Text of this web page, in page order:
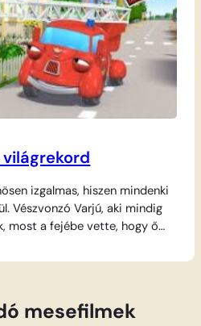
izgalmas, hiszen mindenki
Vészvonzó Varjú, aki mindig
most a fejébe vette, hogy ő
a rekordok könyvébe. Nagy
a kísérletbe, de ahogy az
mesefilmek